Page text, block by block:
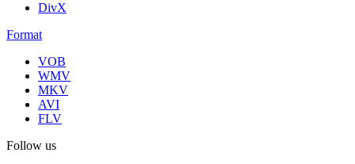
DivX
Format
VOB
WMV
MKV
AVI
FLV
Follow us